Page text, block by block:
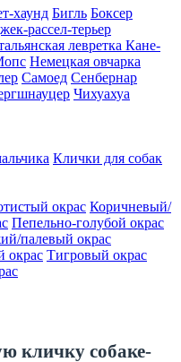
хаунд Бигль Боксер
рассел-терьер
левретка Кане-
Немецкая овчарка
Самоед Сенбернар
Чихуахуа
Клички для собак
окрас Коричневый/
Пепельно-голубой окрас
палевый окрас
окрас Тигровый окрас
кличку собаке-